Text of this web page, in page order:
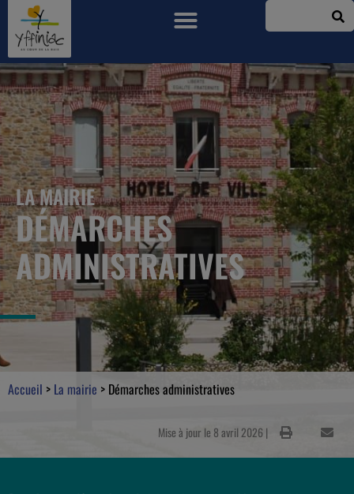
LA MAIRIE
DÉMARCHES
ADMINISTRATIVES
Accueil > La mairie > Démarches administratives
Mise à jour le 8 avril 2026 |